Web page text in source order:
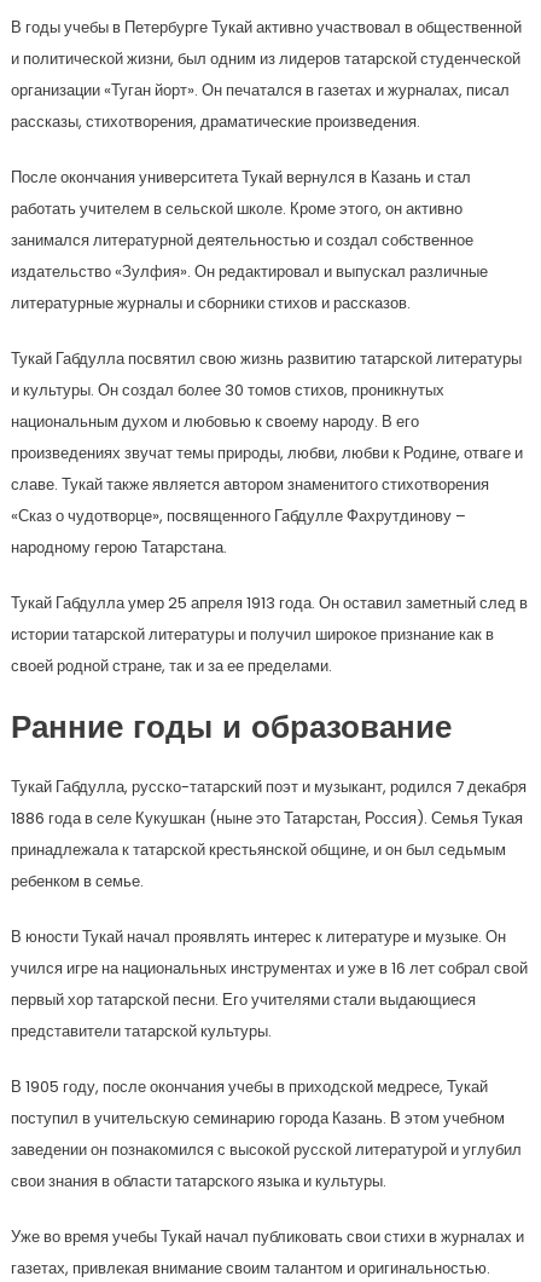
В годы учебы в Петербурге Тукай активно участвовал в общественной
и политической жизни, был одним из лидеров татарской студенческой
организации «Туган йорт». Он печатался в газетах и журналах, писал
рассказы, стихотворения, драматические произведения.
После окончания университета Тукай вернулся в Казань и стал
работать учителем в сельской школе. Кроме этого, он активно
занимался литературной деятельностью и создал собственное
издательство «Зулфия». Он редактировал и выпускал различные
литературные журналы и сборники стихов и рассказов.
Тукай Габдулла посвятил свою жизнь развитию татарской литературы
и культуры. Он создал более 30 томов стихов, проникнутых
национальным духом и любовью к своему народу. В его
произведениях звучат темы природы, любви, любви к Родине, отваге и
славе. Тукай также является автором знаменитого стихотворения
«Сказ о чудотворце», посвященного Габдулле Фахрутдинову –
народному герою Татарстана.
Тукай Габдулла умер 25 апреля 1913 года. Он оставил заметный след в
истории татарской литературы и получил широкое признание как в
своей родной стране, так и за ее пределами.
Ранние годы и образование
Тукай Габдулла, русско-татарский поэт и музыкант, родился 7 декабря
1886 года в селе Кукушкан (ныне это Татарстан, Россия). Семья Тукая
принадлежала к татарской крестьянской общине, и он был седьмым
ребенком в семье.
В юности Тукай начал проявлять интерес к литературе и музыке. Он
учился игре на национальных инструментах и уже в 16 лет собрал свой
первый хор татарской песни. Его учителями стали выдающиеся
представители татарской культуры.
В 1905 году, после окончания учебы в приходской медресе, Тукай
поступил в учительскую семинарию города Казань. В этом учебном
заведении он познакомился с высокой русской литературой и углубил
свои знания в области татарского языка и культуры.
Уже во время учебы Тукай начал публиковать свои стихи в журналах и
газетах, привлекая внимание своим талантом и оригинальностью.